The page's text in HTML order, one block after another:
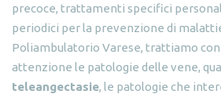
precoce, trattamenti specifici
periodici per la prevenzione di
Poliambulatorio Varese, trattiamo
attenzione le patologie delle vene,
teleangectasie, le patologie che